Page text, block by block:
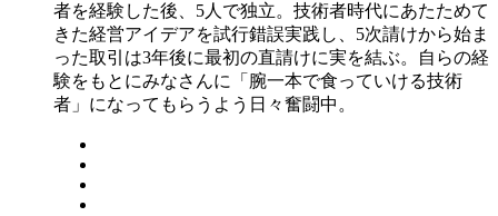
者を経験した後、5人で独立。技術者時代にあたためて
きた経営アイデアを試行錯誤実践し、5次請けから始ま
った取引は3年後に最初の直請けに実を結ぶ。自らの経
験をもとにみなさんに「腕一本で食っていける技術
者」になってもらうよう日々奮闘中。